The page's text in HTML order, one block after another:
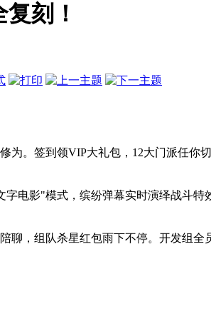
刻！
为。签到领VIP大礼包，12大门派任
电影"模式，缤纷弹幕实时演绎战斗特
聊，组队杀星红包雨下不停。开发组